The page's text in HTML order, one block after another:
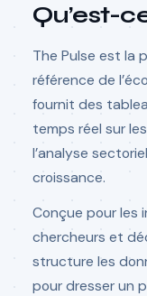
Qu’est-
The Pulse est la
référence de
fournit des
temps réel sur
l’analyse
croissance.
Conçue pour les
chercheurs et
structure les
pour dresser un